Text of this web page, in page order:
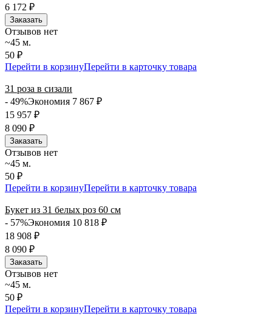
6 172 ₽
Заказать
Отзывов нет
~45 м.
50 ₽
Перейти в корзинуПерейти в карточку товара
31 роза в сизали
- 49%Экономия 7 867 ₽
15 957 ₽
8 090 ₽
Заказать
Отзывов нет
~45 м.
50 ₽
Перейти в корзинуПерейти в карточку товара
Букет из 31 белых роз 60 см
- 57%Экономия 10 818 ₽
18 908 ₽
8 090 ₽
Заказать
Отзывов нет
~45 м.
50 ₽
Перейти в корзинуПерейти в карточку товара